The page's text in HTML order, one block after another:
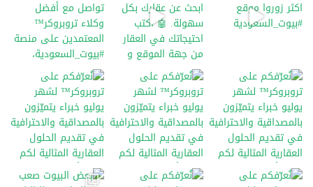
يوليو خبراء يتميّزون
نُعرّفكم على تروبروكر™️ لشهر يوليو خبراء يتميّزون
يوليو خبراء يتميّزون
صعب تتخطاها.. وهذا التاون هاوس يملك إطل